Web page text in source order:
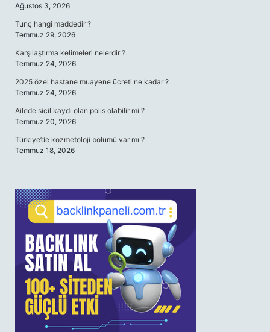
Ağustos 3, 2026
Tunç hangi maddedir ?
Temmuz 29, 2026
Karşılaştırma kelimeleri nelerdir ?
Temmuz 24, 2026
2025 özel hastane muayene ücreti ne kadar ?
Temmuz 24, 2026
Ailede sicil kaydı olan polis olabilir mi ?
Temmuz 20, 2026
Türkiye’de kozmetoloji bölümü var mı ?
Temmuz 18, 2026